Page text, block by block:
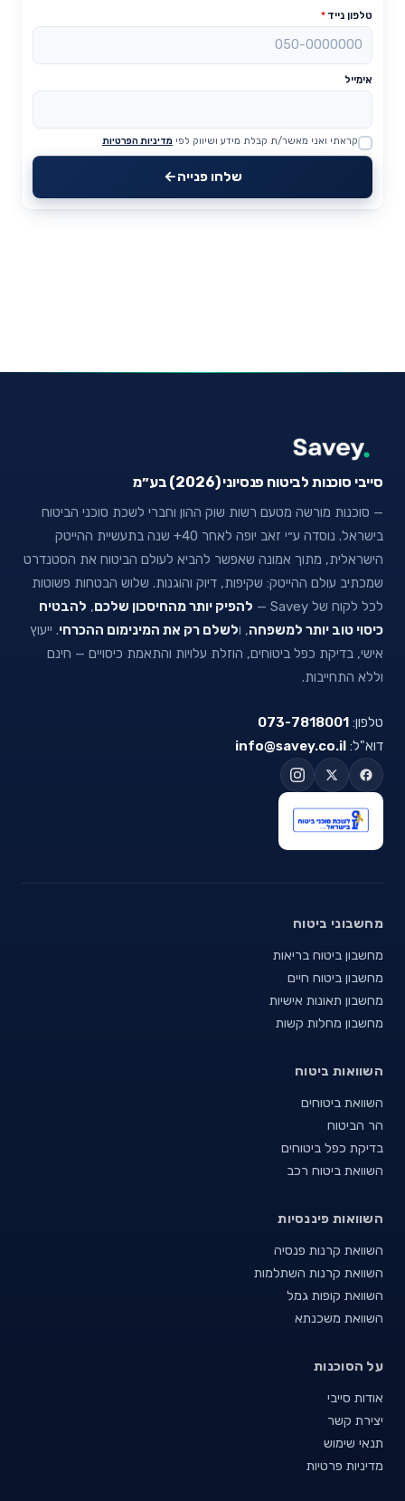
טלפון נייד *
אימייל
Website
קראתי ואני מאשר/ת קבלת מידע ושיווק לפי מדיניות הפרטיות
שלחו פנייה
סייבי סוכנות לביטוח פנסיוני (2026) בע״מ
— סוכנות מורשה מטעם רשות שוק ההון וחברי לשכת סוכני הביטוח
בישראל. נוסדה ע״י זאב יופה לאחר 40+ שנה בתעשיית ההייטק
הישראלית, מתוך אמונה שאפשר להביא לעולם הביטוח את הסטנדרט
שמכתיב עולם ההייטק: שקיפות, דיוק והוגנות. שלוש הבטחות פשוטות
לכל לקוח של Savey —
להפיק יותר מהחיסכון שלכם, להבטיח
כיסוי טוב יותר למשפחה, ולשלם רק את המינימום ההכרחי. ייעוץ
אישי, בדיקת כפל ביטוחים, הוזלת עלויות והתאמת כיסויים — חינם
וללא התחייבות.
טלפון: 073-7818001
דוא"ל: info@savey.co.il
מחשבוני ביטוח
מחשבון ביטוח בריאות
מחשבון ביטוח חיים
מחשבון תאונות אישיות
מחשבון מחלות קשות
השוואות ביטוח
השוואת ביטוחים
הר הביטוח
בדיקת כפל ביטוחים
השוואת ביטוח רכב
השוואות פיננסיות
השוואת קרנות פנסיה
השוואת קרנות השתלמות
השוואת קופות גמל
השוואת משכנתא
על הסוכנות
אודות סייבי
יצירת קשר
תנאי שימוש
מדיניות פרטיות